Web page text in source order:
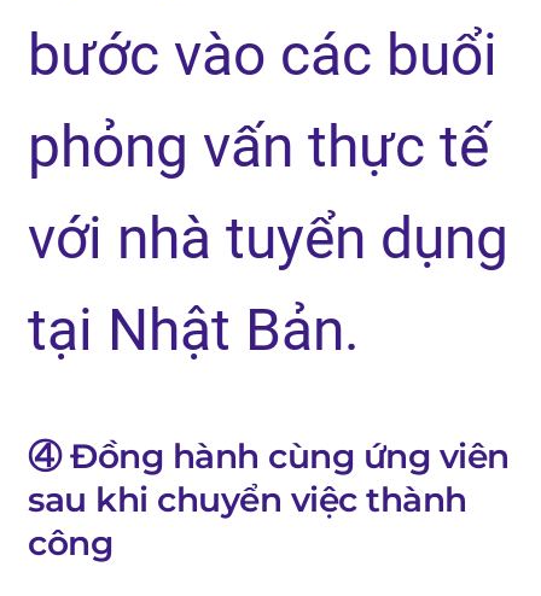
bước vào các buổi
phỏng vấn thực tế
với nhà tuyển dụng
tại Nhật Bản.
④ Đồng hành cùng ứng viên
sau khi chuyển việc thành
công